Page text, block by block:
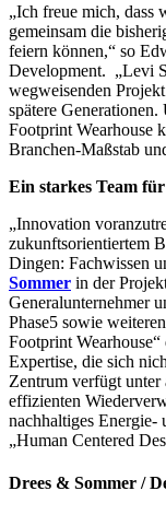
„Ich freue mich, dass
gemeinsam die
feiern können,“ so
Development. „Levi
wegweisenden
spätere
Footprint Wearhouse
Branchen-Maßstab
Ein starkes Team
„Innovation
zukunftsorientiertem
Dingen: Fachwissen
Sommer in der
Generalunternehmer
Phase5 sowie
Footprint
Expertise, die sich
Zentrum verfügt unter
effizienten
nachhaltiges Energie-
„Human Centered
Drees & Sommer /